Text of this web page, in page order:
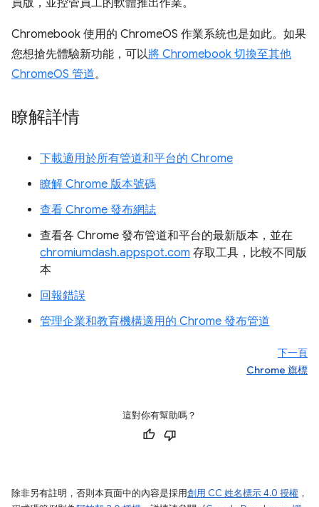
Chromebook 使用的 ChromeOS 作業系統也是如此。如果
您想搶先體驗新功能，可以將 Chromebook 切換至其他
ChromeOS 管道。
瞭解詳情
下載適用於所有管道和平台的 Chrome
瞭解 Chrome 版本號碼
查看 Chrome 發布網誌
查看各 Chrome 發布管道和平台的最新版本，並在
chromiumdash.appspot.com 存取工具，比較不同版
本
回報錯誤
管理企業和教育機構適用的 Chrome 發布管道
下一頁
Chrome 旗標
這對你有幫助嗎？
除非另有註明，否則本頁面中的內容是採用創用 CC 姓名標示 4.0 授權 ，